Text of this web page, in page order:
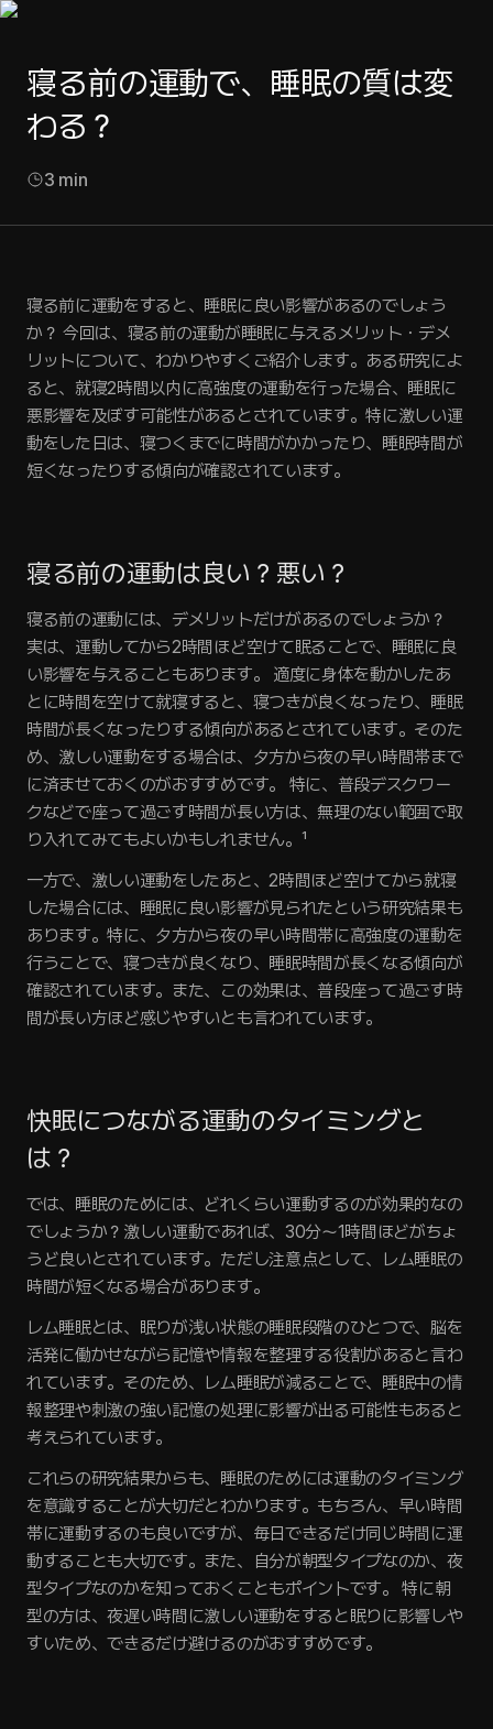
寝る前の運動で、睡眠の質は変
わる？
3 min
寝る前に運動をすると、睡眠に良い影響があるのでしょう
か？ 今回は、寝る前の運動が睡眠に与えるメリット・デメ
リットについて、わかりやすくご紹介します。ある研究によ
ると、就寝2時間以内に高強度の運動を行った場合、睡眠に
悪影響を及ぼす可能性があるとされています。特に激しい運
動をした日は、寝つくまでに時間がかかったり、睡眠時間が
短くなったりする傾向が確認されています。
寝る前の運動は良い？悪い？
寝る前の運動には、デメリットだけがあるのでしょうか？
実は、運動してから2時間ほど空けて眠ることで、睡眠に良
い影響を与えることもあります。 適度に身体を動かしたあ
とに時間を空けて就寝すると、寝つきが良くなったり、睡眠
時間が長くなったりする傾向があるとされています。そのた
め、激しい運動をする場合は、夕方から夜の早い時間帯まで
に済ませておくのがおすすめです。 特に、普段デスクワー
クなどで座って過ごす時間が長い方は、無理のない範囲で取
り入れてみてもよいかもしれません。¹
一方で、激しい運動をしたあと、2時間ほど空けてから就寝
した場合には、睡眠に良い影響が見られたという研究結果も
あります。特に、夕方から夜の早い時間帯に高強度の運動を
行うことで、寝つきが良くなり、睡眠時間が長くなる傾向が
確認されています。また、この効果は、普段座って過ごす時
間が長い方ほど感じやすいとも言われています。
快眠につながる運動のタイミングと
は？
では、睡眠のためには、どれくらい運動するのが効果的なの
でしょうか？激しい運動であれば、30分〜1時間ほどがちょ
うど良いとされています。ただし注意点として、レム睡眠の
時間が短くなる場合があります。
レム睡眠とは、眠りが浅い状態の睡眠段階のひとつで、脳を
活発に働かせながら記憶や情報を整理する役割があると言わ
れています。そのため、レム睡眠が減ることで、睡眠中の情
報整理や刺激の強い記憶の処理に影響が出る可能性もあると
考えられています。
これらの研究結果からも、睡眠のためには運動のタイミング
を意識することが大切だとわかります。もちろん、早い時間
帯に運動するのも良いですが、毎日できるだけ同じ時間に運
動することも大切です。また、自分が朝型タイプなのか、夜
型タイプなのかを知っておくこともポイントです。 特に朝
型の方は、夜遅い時間に激しい運動をすると眠りに影響しや
すいため、できるだけ避けるのがおすすめです。